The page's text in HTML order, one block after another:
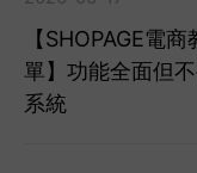
【SHOPAGE電
單】功能全面但
系統